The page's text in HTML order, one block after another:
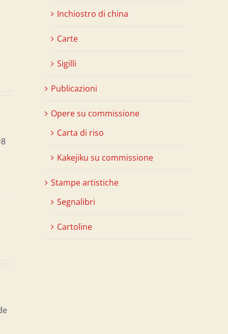
Inchiostro di china
Carte
Sigilli
Publicazioni
Opere su commissione
Carta di riso
Kakejiku su commissione
Stampe artistiche
Segnalibri
Cartoline